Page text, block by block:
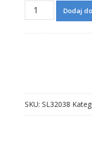
ilość
/
Reno
3A
Dodaj
SKU: SL32038